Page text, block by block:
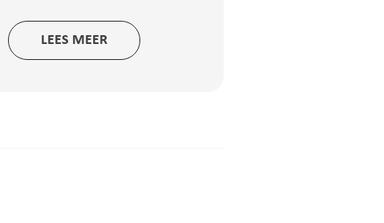
LEES MEER